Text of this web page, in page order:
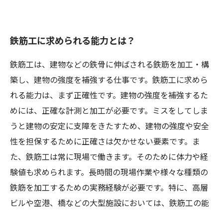
鉄筋工に求められる能力とは？
鉄筋工は、建物などの鉄骨に伸ばされる鉄筋を加工・構
築し、建物の強度を補強する仕事です。鉄筋工に求めら
れる能力は、まず正確性です。建物の強度を補強するた
めには、正確な計測と加工が必要です。ミスをしてしま
うと建物の安定に支障をきたすため、建物の強度や安全
性を担保するために正確さは欠かせない要素です。ま
た、鉄筋工は常に現場で働きます。そのために体力や経
験値も求められます。長時間の現場作業や様々な種類の
鉄筋を加工するための実務経験が必要です。特に、高層
ビルや空港、橋などの大型施設においては、鉄筋工の能